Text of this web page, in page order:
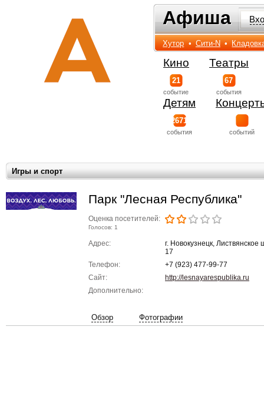
Афиша
Афиша
Хутор • Сити-N •
Кино
21
событиe
Театры
67
события
Детям
2671
события событий
Игры и спорт
Парк "Лесная Республика"
Оценка посетителей:
Голосов: 1
Адрес:
г. Новокузнецк, Листвянское
17
Телефон:
+7 (923) 477-99-77
Сайт:
http://lesnayarespublika.ru
Дополнительно:
Обзор Фотографии